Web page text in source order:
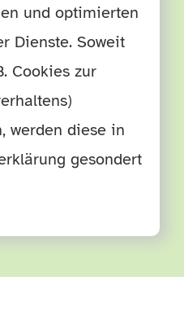
und optimierten
Dienste. Soweit
Cookies zur
werden diese in
gesondert